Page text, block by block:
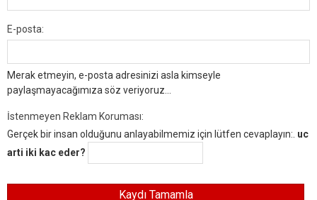
E-posta:
Merak etmeyin, e-posta adresinizi asla kimseyle
paylaşmayacağımıza söz veriyoruz...
İstenmeyen Reklam Koruması:
Gerçek bir insan olduğunu anlayabilmemiz için lütfen cevaplayın:. uc
arti iki kac eder?